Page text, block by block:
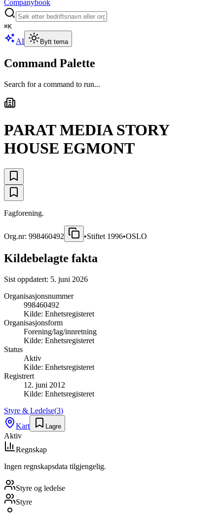
Companybook
⌘K
AI Bytt tema
Command Palette
Search for a command to run...
PARAT MEDIA STORY
HOUSE EGMONT
Fagforening.
Org.nr: 998460492 •Stiftet 1996•OSLO
Kildebelagte fakta
Sist oppdatert: 5. juni 2026
Organisasjonsnummer
998460492
Kilde: Enhetsregisteret
Organisasjonsform
Forening/lag/innretning
Kilde: Enhetsregisteret
Status
Aktiv
Kilde: Enhetsregisteret
Registrert
12. juni 2012
Kilde: Enhetsregisteret
Styre & Ledelse(3)
Kart
Lagre
Aktiv
Regnskap
Ingen regnskapsdata tilgjengelig.
Styre og ledelse
Styre